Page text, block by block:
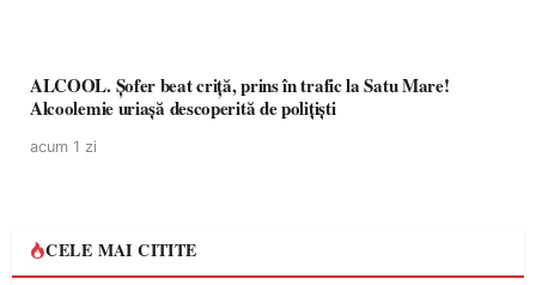
ALCOOL. Șofer beat criță, prins în trafic la Satu Mare!
Alcoolemie uriașă descoperită de polițiști
acum 1 zi
CELE MAI CITITE